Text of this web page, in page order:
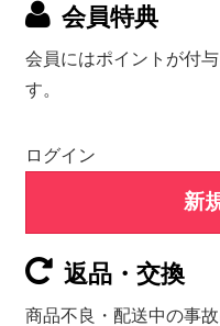
会員特典
会員にはポイントが付
す。
ログイン
新
返品・交換
商品不良・配送中の事